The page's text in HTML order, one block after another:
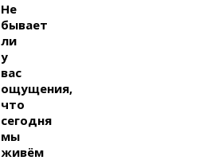
Не
бывает
ли
у
вас
ощущения,
что
сегодня
мы
живём